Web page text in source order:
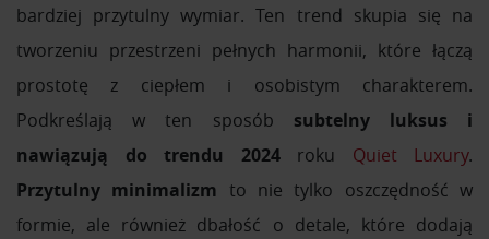
bardziej przytulny wymiar. Ten trend skupia się na
tworzeniu przestrzeni pełnych harmonii, które łączą
prostotę z ciepłem i osobistym charakterem.
Podkreślają w ten sposób subtelny luksus i
nawiązują do trendu 2024roku Quiet Luxury.
Przytulny minimalizm to nie tylko oszczędność w
formie, ale również dbałość o detale, które dodają